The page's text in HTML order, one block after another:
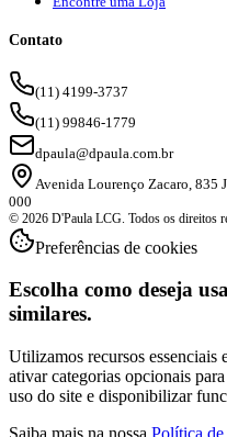
Contato
(11) 4199-3737
(11) 99846-1779
dpaula@dpaula.com.br
Avenida Lourenço Zacaro, 835
000
© 2026 D'Paula LCG. Todos os direitos
Preferências de cookies
Escolha como deseja
similares.
Utilizamos recursos essenciais
ativar categorias opcionais
uso do site e disponibilizar
Saiba mais na nossa Política